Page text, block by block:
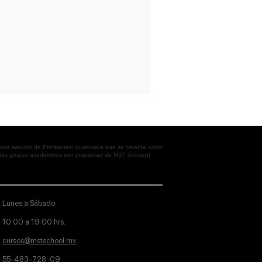
sección de Profesores; cualquiera que se ostente como
grupos académicos son propiedad de MST Concept
Lunes a Sábado
10:00 a 19:00 hrs.
cursos@mstschool.mx
55-483-728-09